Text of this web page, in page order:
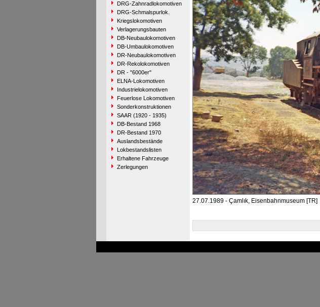
DRG-Zahnradlokomotiven
DRG-Schmalspurlok.
Kriegslokomotiven
Verlagerungsbauten
DB-Neubaulokomotiven
DB-Umbaulokomotiven
DR-Neubaulokomotiven
DR-Rekolokomotiven
DR - "6000er"
ELNA-Lokomotiven
Industrielokomotiven
Feuerlose Lokomotiven
Sonderkonstruktionen
SAAR (1920 - 1935)
DB-Bestand 1968
DR-Bestand 1970
Auslandsbestände
Lokbestandslisten
Erhaltene Fahrzeuge
Zerlegungen
27.07.1989 - Çamlık, Eisenbahnmuseum [TR]